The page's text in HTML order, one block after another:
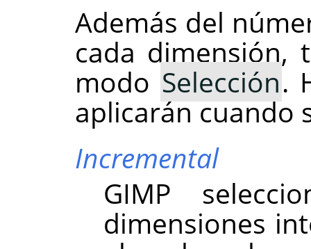
Además del
cada dimensión,
modo Selección.
aplicarán cuando
Incremental
GIMP
dimensiones